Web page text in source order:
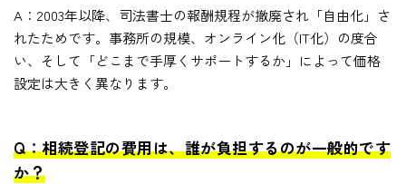
A：2003年以降、司法書士の報酬規程が撤廃され「自由化」さ
れたためです。事務所の規模、オンライン化（IT化）の度合
い、そして「どこまで手厚くサポートするか」によって価格
設定は大きく異なります。
Q：相続登記の費用は、誰が負担するのが一般的です
か？